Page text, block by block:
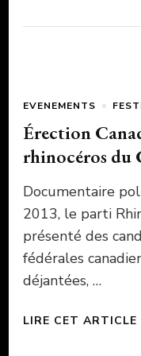
EVENEMENTS
Érection
rhinocéros du
Documentaire
2013, le parti
présenté des
fédérales
déjantées, …
LIRE CET ARTICLE